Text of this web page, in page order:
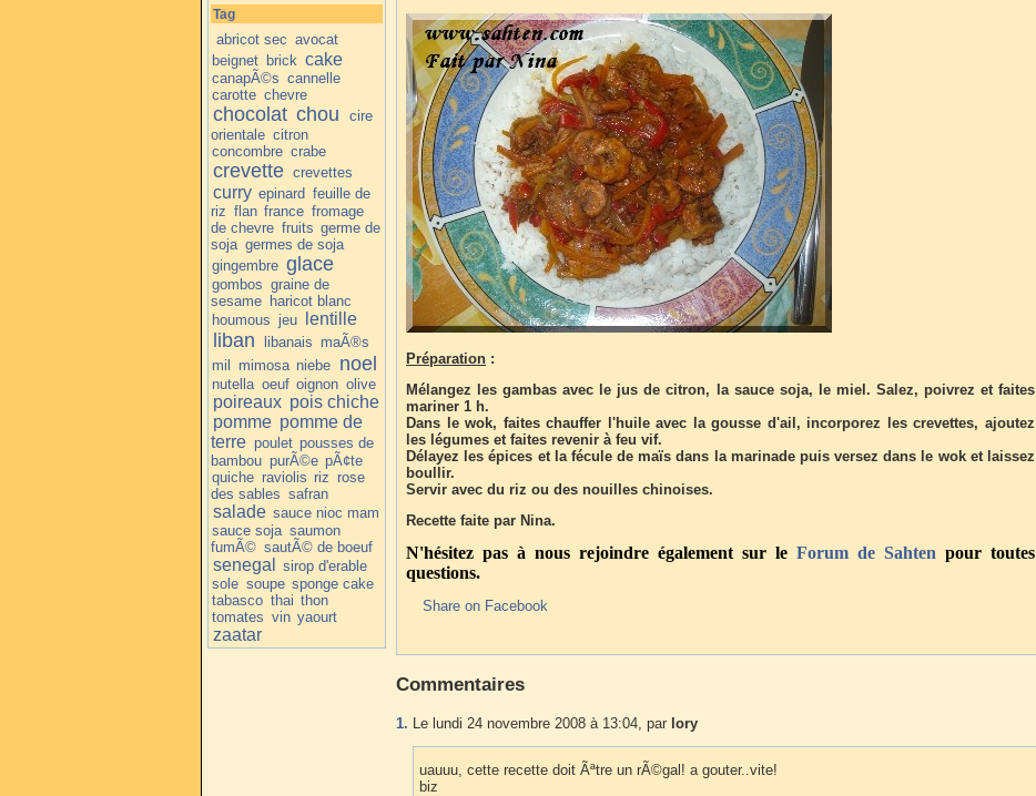
Tag
abricot sec avocat
beignet brick cake
canapÃ©s cannelle
carotte chevre
chocolat chou
cire
orientale citron
concombre crabe
crevette crevettes
curry epinard feuille de
riz flan france fromage
de chevre fruits germe de
soja germes de soja
gingembre glace
gombos graine de
sesame haricot blanc
houmous jeu lentille
liban libanais maÃ®s
mil mimosa niebe noel
nutella oeuf oignon olive
poireaux pois chiche
pomme pomme de
terre poulet pousses de
bambou purÃ©e pÃ¢te
quiche raviolis riz rose
des sables safran
salade sauce nioc mam
sauce soja saumon
fumÃ© sautÃ© de boeuf
senegal
sirop d'erable
sole soupe sponge cake
tabasco thai thon
tomates vin yaourt
zaatar
Préparation :
Mélangez les gambas avec le jus de citron, la sauce soja, le miel. Salez, poivrez et faites
mariner 1 h.
Dans le wok, faites chauffer l'huile avec la gousse d'ail, incorporez les crevettes, ajoutez
les légumes et faites revenir à feu vif.
Délayez les épices et la fécule de maïs dans la marinade puis versez dans le wok et laissez
boullir.
Servir avec du riz ou des nouilles chinoises.
Recette faite par Nina.
N'hésitez pas à nous rejoindre également sur le Forum de Sahten pour toutes
questions.
Share on Facebook
Commentaires
1. Le lundi 24 novembre 2008 à 13:04, par lory
uauuu, cette recette doit Ãªtre un rÃ©gal! a gouter..vite!
biz